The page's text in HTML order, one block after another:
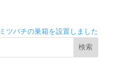
ミツバチの巣箱を設置しました
検索